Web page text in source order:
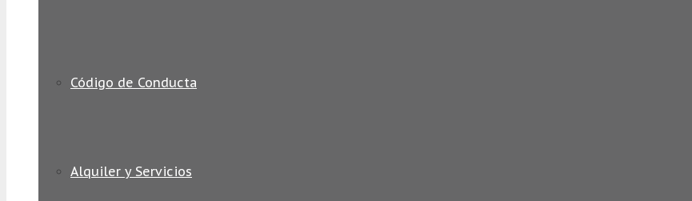
Código de Conducta
Alquiler y Servicios